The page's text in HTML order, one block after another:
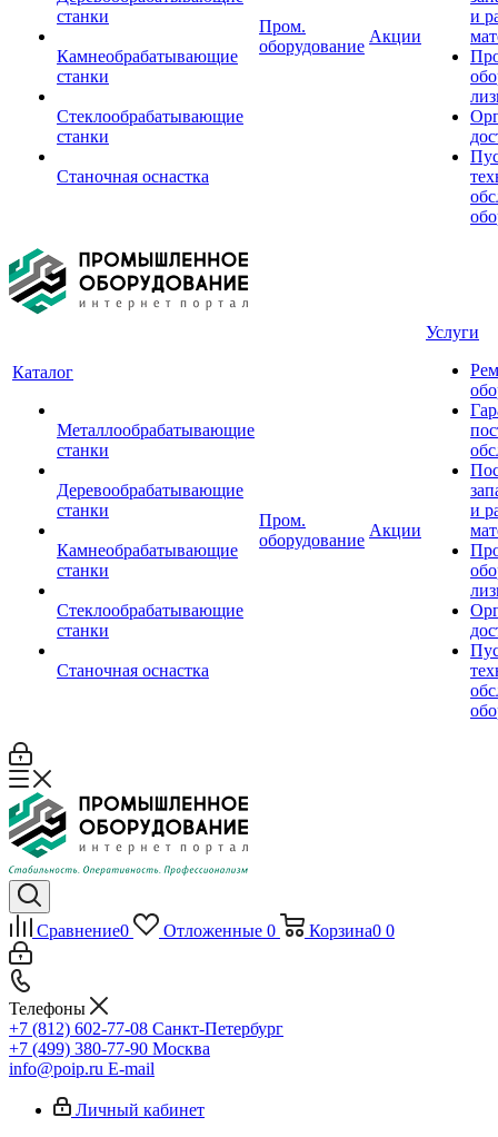
станки
Камнеобрабатывающие
станки
Стеклообрабатывающие
станки
Станочная оснастка
Пром.
оборудование
Акции
и
Каталог
Металлообрабатывающие
станки
Деревообрабатывающие
станки
Камнеобрабатывающие
станки
Стеклообрабатывающие
станки
Станочная оснастка
Пром.
оборудование
Акции
Услуги
и
Сравнение0 Отложенные 0 Корзина0 0
Телефоны
+7 (812) 602-77-08 Санкт-Петербург
+7 (499) 380-77-90 Москва
info@poip.ru E-mail
Личный кабинет